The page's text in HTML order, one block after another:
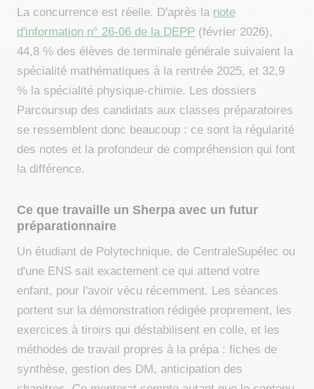
La concurrence est réelle. D'après la note
d'information n° 26-06 de la DEPP (février 2026),
44,8 % des élèves de terminale générale suivaient la
spécialité mathématiques à la rentrée 2025, et 32,9
% la spécialité physique-chimie. Les dossiers
Parcoursup des candidats aux classes préparatoires
se ressemblent donc beaucoup : ce sont la régularité
des notes et la profondeur de compréhension qui font
la différence.
Ce que travaille un Sherpa avec un futur
préparationnaire
Un étudiant de Polytechnique, de CentraleSupélec ou
d'une ENS sait exactement ce qui attend votre
enfant, pour l'avoir vécu récemment. Les séances
portent sur la démonstration rédigée proprement, les
exercices à tiroirs qui déstabilisent en colle, et les
méthodes de travail propres à la prépa : fiches de
synthèse, gestion des DM, anticipation des